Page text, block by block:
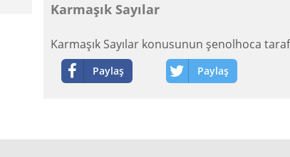
Karmaşık Sayılar
Karmaşık Sayılar konusunun şenolhoca
Paylaş Paylaş